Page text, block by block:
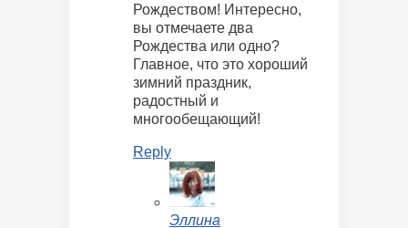
Рождеством! Интересно,
вы отмечаете два
Рождества или одно?
Главное, что это хороший
зимний праздник,
радостный и
многообещающий!
Reply
Эллина